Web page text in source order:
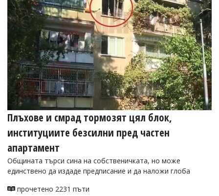
УКРАЙНА
СПОРТ
РАЗСЛЕДВАНЕ
БИЗНЕС
ЮГ
Управители:
Веселин
Василев,
email:
v.vasilev@flagman.bg
Катя
еmail: k.kassabova@flagman.bg
Главен
редактор:
Иван
Колев,
Плъхове и смрад тормозят цял блок,
институциите безсилни пред частен
апартамент
Общината търси сина на собственичката, но може
единствено да издаде предписание и да наложи глоба
прочетено 2231 пъти